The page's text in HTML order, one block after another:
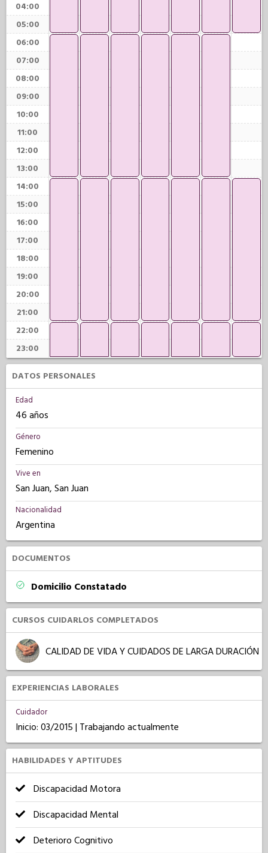
04:00
05:00
06:00
07:00
08:00
09:00
10:00
11:00
12:00
13:00
14:00
15:00
16:00
17:00
18:00
19:00
20:00
21:00
22:00
23:00
DATOS PERSONALES
Edad
46 años
Género
Femenino
Vive en
San Juan, San Juan
Nacionalidad
Argentina
DOCUMENTOS
Domicilio Constatado
CURSOS CUIDARLOS COMPLETADOS
CALIDAD DE VIDA Y CUIDADOS DE LARGA DURACIÓN
EXPERIENCIAS LABORALES
Cuidador
Inicio: 03/2015 | Trabajando actualmente
HABILIDADES Y APTITUDES
Discapacidad Motora
Discapacidad Mental
Deterioro Cognitivo